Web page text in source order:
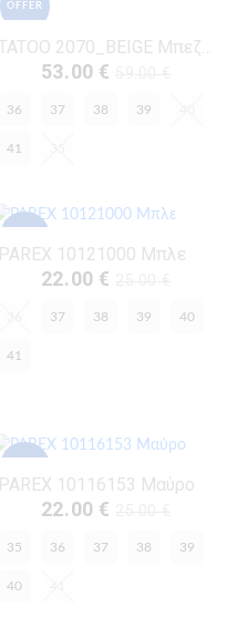
OFFER
TATOO 2070_BEIGE Μπεζ Δέρμα
53.00 €
36 37 38 39
41
PAREX 10121000 Μπλε
22.00 €
37 38 39 40
41
PAREX 10116153 Μαύρο
22.00 €
35 36 37 38 39
40